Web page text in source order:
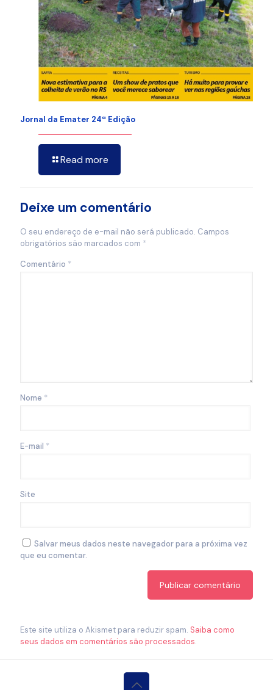
Jornal da Emater 24ª Edição
Read more
Deixe um comentário
O seu endereço de e-mail não será publicado. Campos
obrigatórios são marcados com *
Comentário *
Nome *
E-mail *
Site
Salvar meus dados neste navegador para a próxima vez
que eu comentar.
Este site utiliza o Akismet para reduzir spam. Saiba como
seus dados em comentários são processados.